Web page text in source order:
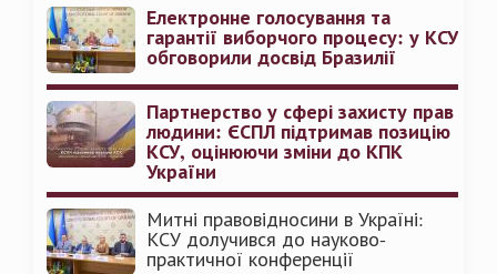
Електронне голосування та
гарантії виборчого процесу: у КСУ
обговорили досвід Бразилії
Партнерство у сфері захисту прав
людини: ЄСПЛ підтримав позицію
КСУ, оцінюючи зміни до КПК
України
Митні правовідносини в Україні:
КСУ долучився до науково-
практичної конференції